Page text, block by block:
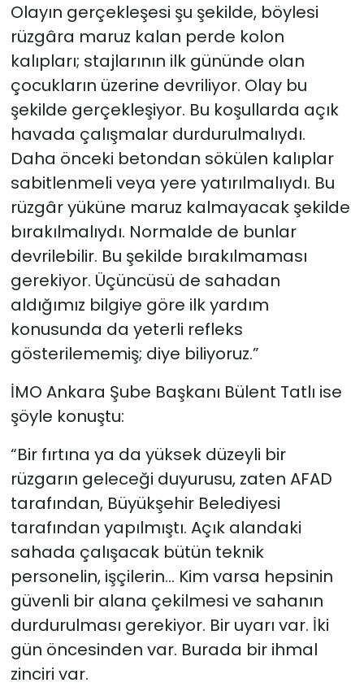
Olayın gerçekleşesi şu şekilde, böylesi
rüzgâra maruz kalan perde kolon
kalıpları; stajlarının ilk gününde olan
çocukların üzerine devriliyor. Olay bu
şekilde gerçekleşiyor. Bu koşullarda açık
havada çalışmalar durdurulmalıydı.
Daha önceki betondan sökülen kalıplar
sabitlenmeli veya yere yatırılmalıydı. Bu
rüzgâr yüküne maruz kalmayacak şekilde
bırakılmalıydı. Normalde de bunlar
devrilebilir. Bu şekilde bırakılmaması
gerekiyor. Üçüncüsü de sahadan
aldığımız bilgiye göre ilk yardım
konusunda da yeterli refleks
gösterilememiş; diye biliyoruz.”
İMO Ankara Şube Başkanı Bülent Tatlı ise
şöyle konuştu:
“Bir fırtına ya da yüksek düzeyli bir
rüzgarın geleceği duyurusu, zaten AFAD
tarafından, Büyükşehir Belediyesi
tarafından yapılmıştı. Açık alandaki
sahada çalışacak bütün teknik
personelin, işçilerin… Kim varsa hepsinin
güvenli bir alana çekilmesi ve sahanın
durdurulması gerekiyor. Bir uyarı var. İki
gün öncesinden var. Burada bir ihmal
zinciri var.